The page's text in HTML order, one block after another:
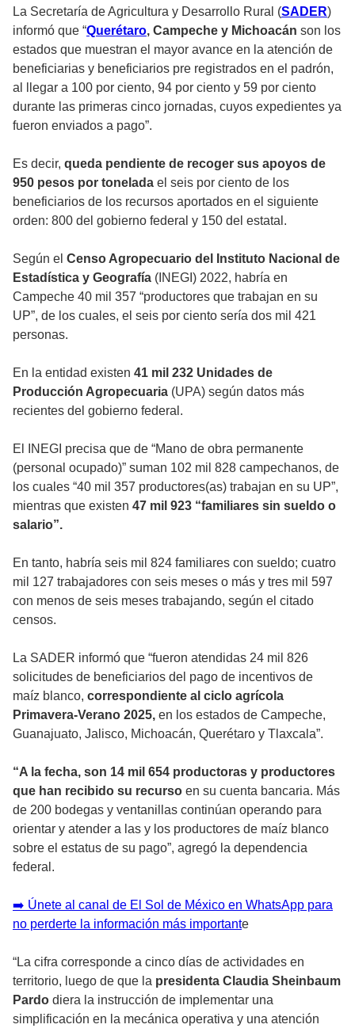
La Secretaría de Agricultura y Desarrollo Rural (SADER)
informó que “Querétaro, Campeche y Michoacán son los
estados que muestran el mayor avance en la atención de
beneficiarias y beneficiarios pre registrados en el padrón,
al llegar a 100 por ciento, 94 por ciento y 59 por ciento
durante las primeras cinco jornadas, cuyos expedientes ya
fueron enviados a pago”.
Es decir, queda pendiente de recoger sus apoyos de
950 pesos por tonelada el seis por ciento de los
beneficiarios de los recursos aportados en el siguiente
orden: 800 del gobierno federal y 150 del estatal.
Según el Censo Agropecuario del Instituto Nacional de
Estadística y Geografía (INEGI) 2022, habría en
Campeche 40 mil 357 “productores que trabajan en su
UP”, de los cuales, el seis por ciento sería dos mil 421
personas.
En la entidad existen 41 mil 232 Unidades de
Producción Agropecuaria (UPA) según datos más
recientes del gobierno federal.
El INEGI precisa que de “Mano de obra permanente
(personal ocupado)” suman 102 mil 828 campechanos, de
los cuales “40 mil 357 productores(as) trabajan en su UP”,
mientras que existen 47 mil 923 “familiares sin sueldo o
salario”.
En tanto, habría seis mil 824 familiares con sueldo; cuatro
mil 127 trabajadores con seis meses o más y tres mil 597
con menos de seis meses trabajando, según el citado
censos.
La SADER informó que “fueron atendidas 24 mil 826
solicitudes de beneficiarios del pago de incentivos de
maíz blanco, correspondiente al ciclo agrícola
Primavera-Verano 2025, en los estados de Campeche,
Guanajuato, Jalisco, Michoacán, Querétaro y Tlaxcala”.
“A la fecha, son 14 mil 654 productoras y productores
que han recibido su recurso en su cuenta bancaria. Más
de 200 bodegas y ventanillas continúan operando para
orientar y atender a las y los productores de maíz blanco
sobre el estatus de su pago”, agregó la dependencia
federal.
➡️ Únete al canal de El Sol de México en WhatsApp para
no perderte la información más importante
“La cifra corresponde a cinco días de actividades en
territorio, luego de que la presidenta Claudia Sheinbaum
Pardo diera la instrucción de implementar una
simplificación en la mecánica operativa y una atención